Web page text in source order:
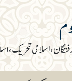
اسلامی تحریک،